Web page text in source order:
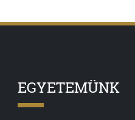
EGYETEMÜNK